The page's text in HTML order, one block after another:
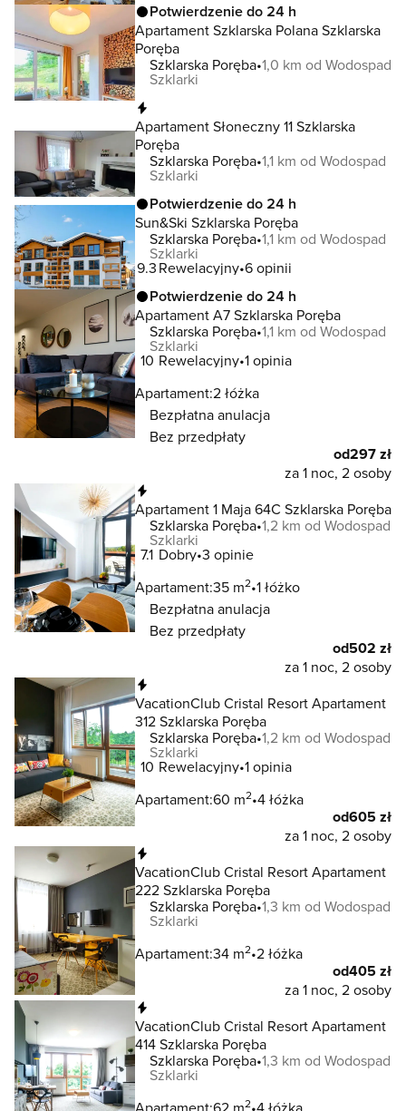
Potwierdzenie do 24 h
Apartament Szklarska Polana Szklarska
Poręba
Szklarska Poręba 1,0 km od Wodospad
Szklarki
Apartament Słoneczny 11 Szklarska
Poręba
Szklarska Poręba 1,1 km od Wodospad
Szklarki
Potwierdzenie do 24 h
Sun&Ski Szklarska Poręba
Szklarska Poręba 1,1 km od Wodospad
Szklarki
9.3Rewelacyjny 6 opinii
Potwierdzenie do 24 h
Apartament A7 Szklarska Poręba
Szklarska Poręba 1,1 km od Wodospad
Szklarki
10 Rewelacyjny 1 opinia
Apartament:2 łóżka
Bezpłatna anulacja
Bez przedpłaty
od297 zł
za 1 noc, 2 osoby
Apartament 1 Maja 64C Szklarska Poręba
Szklarska Poręba 1,2 km od Wodospad
Szklarki
7.1 Dobry 3 opinie
Apartament:35 m2 1 łóżko
Bezpłatna anulacja
Bez przedpłaty
od502 zł
za 1 noc, 2 osoby
VacationClub Cristal Resort Apartament
312 Szklarska Poręba
Szklarska Poręba 1,2 km od Wodospad
Szklarki
10 Rewelacyjny 1 opinia
Apartament:60 m2 4 łóżka
od605 zł
za 1 noc, 2 osoby
VacationClub Cristal Resort Apartament
222 Szklarska Poręba
Szklarska Poręba 1,3 km od Wodospad
Szklarki
Apartament:34 m2 2 łóżka
od405 zł
za 1 noc, 2 osoby
VacationClub Cristal Resort Apartament
414 Szklarska Poręba
Szklarska Poręba 1,3 km od Wodospad
Szklarki
2